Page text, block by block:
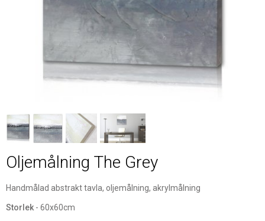
Oljemålning The Grey
Handmålad abstrakt tavla, oljemålning, akrylmålning
Storlek - 60x60cm